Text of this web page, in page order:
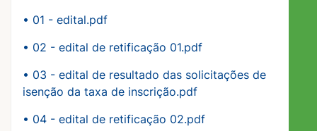
• 01 - edital.pdf
• 02 - edital de retificação 01.pdf
• 03 - edital de resultado das solicitações de
isenção da taxa de inscrição.pdf
• 04 - edital de retificação 02.pdf